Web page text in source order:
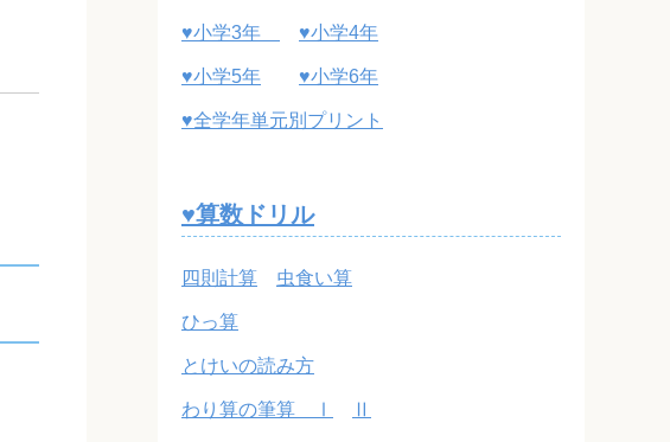
♥小学3年 ♥小学4年
♥小学5年 ♥小学6年
♥全学年単元別プリント
♥算数ドリル
四則計算 虫食い算
ひっ算
とけいの読み方
わり算の筆算 Ⅰ Ⅱ